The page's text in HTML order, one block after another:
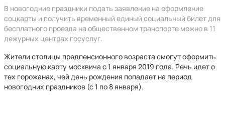
В новогодние праздники подать заявление на оформление
соцкарты и получить временный единый социальный билет для
бесплатного проезда на общественном транспорте можно в 11
дежурных центрах госуслуг.
Жители столицы предпенсионного возраста смогут оформить
социальную карту москвича с 1 января 2019 года. Речь идет о
тех горожанах, чей день рождения попадает на период
новогодних праздников (с 1 по 8 января).